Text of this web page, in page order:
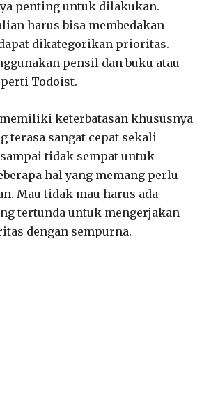
penting untuk dilakukan.
harus bisa membedakan
dikategorikan prioritas.
pensil dan buku atau
Todoist.
keterbatasan khususnya
terasa sangat cepat sekali
tidak sempat untuk
hal yang memang perlu
Mau tidak mau harus ada
tertunda untuk mengerjakan
dengan sempurna.